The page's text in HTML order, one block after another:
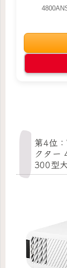
第4位
クター
300型